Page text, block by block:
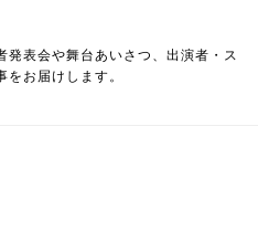
表会や舞台あいさつ、出演者・ス
お届けします。